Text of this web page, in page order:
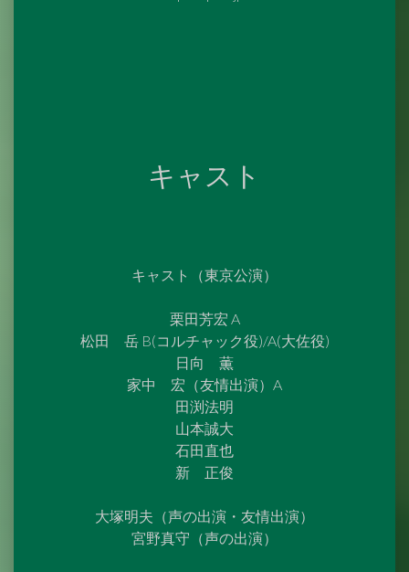
キャスト
キャスト（東京公演）
栗田芳宏 A
松田 岳 B(コルチャック役)/A(大佐役)
日向 薫
家中 宏（友情出演）A
田渕法明
山本誠大
石田直也
新 正俊
大塚明夫（声の出演・友情出演）
宮野真守（声の出演）